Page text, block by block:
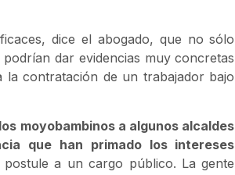
dice el abogado, que no sólo
dar evidencias muy concretas
contratación de un trabajador bajo
moyobambinos a algunos alcaldes
que han primado los intereses
a un cargo público. La gente